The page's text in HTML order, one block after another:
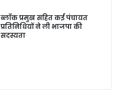
ब्लॉक प्रमुख सहित कई पंचायत
प्रतिनिधियों ने ली भाजपा की
सदस्यता